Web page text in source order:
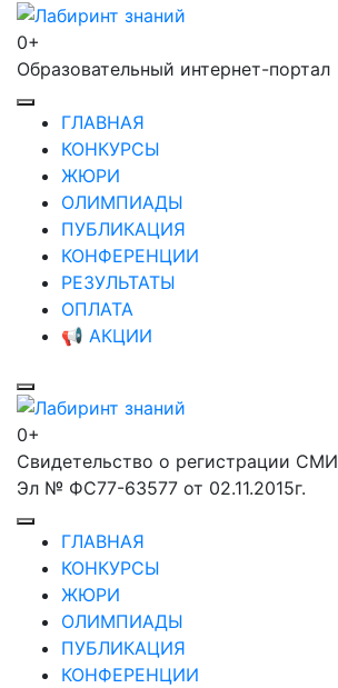
Перейти
содержимому
Enter)
Лабиринт знаний
0+
Образовательный интернет-портал
ГЛАВНАЯ
КОНКУРСЫ
ЖЮРИ
ОЛИМПИАДЫ
ПУБЛИКАЦИЯ
КОНФЕРЕНЦИИ
РЕЗУЛЬТАТЫ
ОПЛАТА
📢 АКЦИИ
Лабиринт знаний
0+
Свидетельство о регистрации СМИ
Эл № ФС77-63577 от 02.11.2015г.
ГЛАВНАЯ
КОНКУРСЫ
ЖЮРИ
ОЛИМПИАДЫ
ПУБЛИКАЦИЯ
КОНФЕРЕНЦИИ